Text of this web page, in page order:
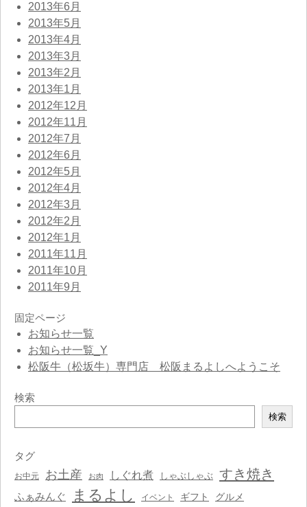
2013年6月
2013年5月
2013年4月
2013年3月
2013年2月
2013年1月
2012年12月
2012年11月
2012年7月
2012年6月
2012年5月
2012年4月
2012年3月
2012年2月
2012年1月
2011年11月
2011年10月
2011年9月
固定ページ
お知らせ一覧
お知らせ一覧_Y
松阪牛（松坂牛）専門店 松阪まるよしへようこそ
検索
索
検索
タグ
お中元 お土産 お肉 しぐれ煮 しゃぶしゃぶ すき焼き
ふぁみんぐ まるよし イベント ギフト グルメ